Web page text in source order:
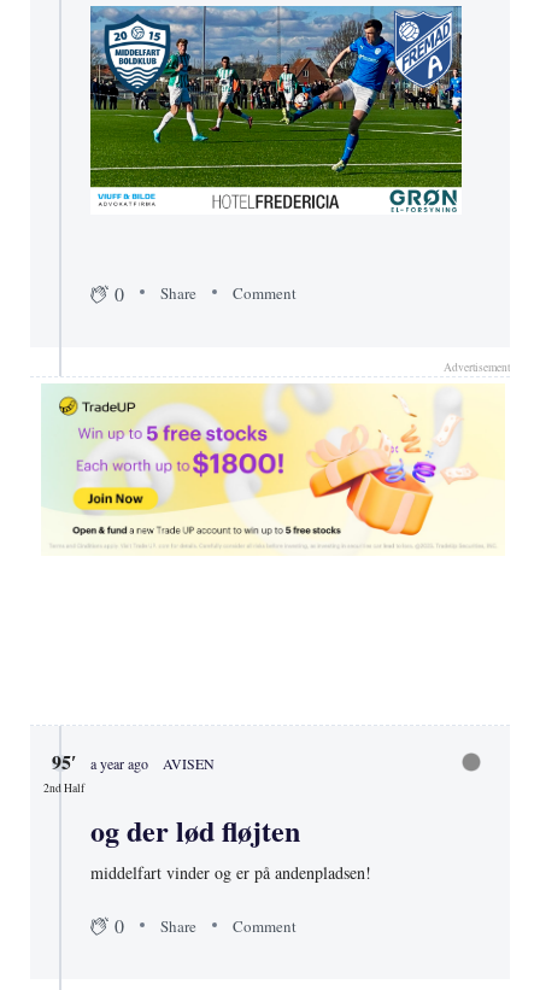
0 Share Comment
Advertisement
95′
2nd Half
a year ago AVISEN
og der lød fløjten
middelfart vinder og er på andenpladsen!
0 Share Comment